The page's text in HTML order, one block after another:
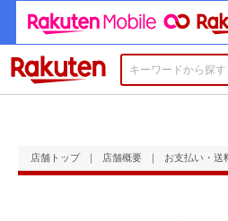
楽天市場
店舗トップ ｜ 店舗概要 ｜ お支払い・送